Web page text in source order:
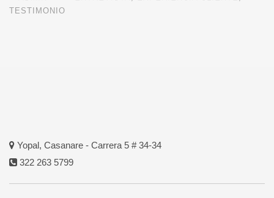
TESTIMONIO
Yopal, Casanare - Carrera 5 # 34-34
322 263 5799